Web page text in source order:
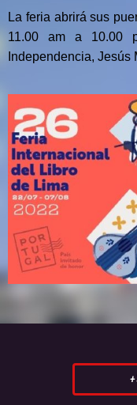
La feria abrirá sus
11.00 am a 10.00
Independencia, Jesús